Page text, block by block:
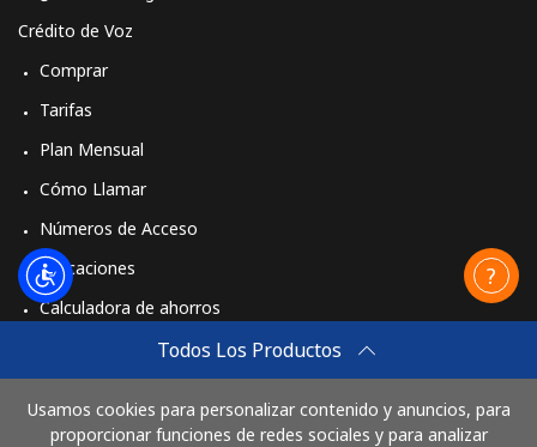
Todos Los Productos
Usamos cookies para personalizar contenido y anuncios, para
proporcionar funciones de redes sociales y para analizar
Crédito de Voz
Comprar
Tarifas
Plan Mensual
Cómo Llamar
Números de Acceso
Aplicaciones
Calculadora de ahorros
Comprar
Cómo funciona